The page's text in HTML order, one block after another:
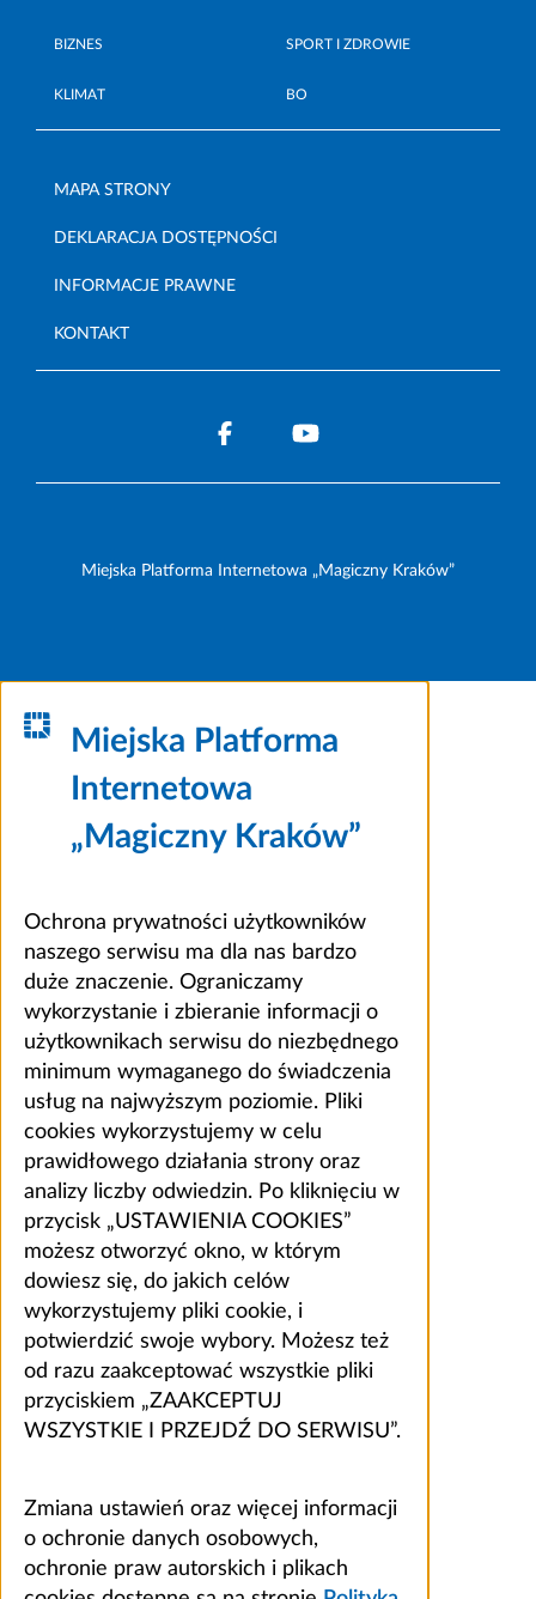
BIZNES SPORT I ZDROWIE
KLIMAT BO
MAPA STRONY
DEKLARACJA DOSTĘPNOŚCI
INFORMACJE PRAWNE
KONTAKT
Miejska Platforma Internetowa „Magiczny Kraków”
Miejska Platforma
Internetowa
„Magiczny Kraków”
Ochrona prywatności użytkowników
naszego serwisu ma dla nas bardzo
duże znaczenie. Ograniczamy
wykorzystanie i zbieranie informacji o
użytkownikach serwisu do niezbędnego
minimum wymaganego do świadczenia
usług na najwyższym poziomie. Pliki
cookies wykorzystujemy w celu
prawidłowego działania strony oraz
analizy liczby odwiedzin. Po kliknięciu w
przycisk „USTAWIENIA COOKIES”
możesz otworzyć okno, w którym
dowiesz się, do jakich celów
wykorzystujemy pliki cookie, i
potwierdzić swoje wybory. Możesz też
od razu zaakceptować wszystkie pliki
przyciskiem „ZAAKCEPTUJ
WSZYSTKIE I PRZEJDŹ DO SERWISU”.
Zmiana ustawień oraz więcej informacji
o ochronie danych osobowych,
ochronie praw autorskich i plikach